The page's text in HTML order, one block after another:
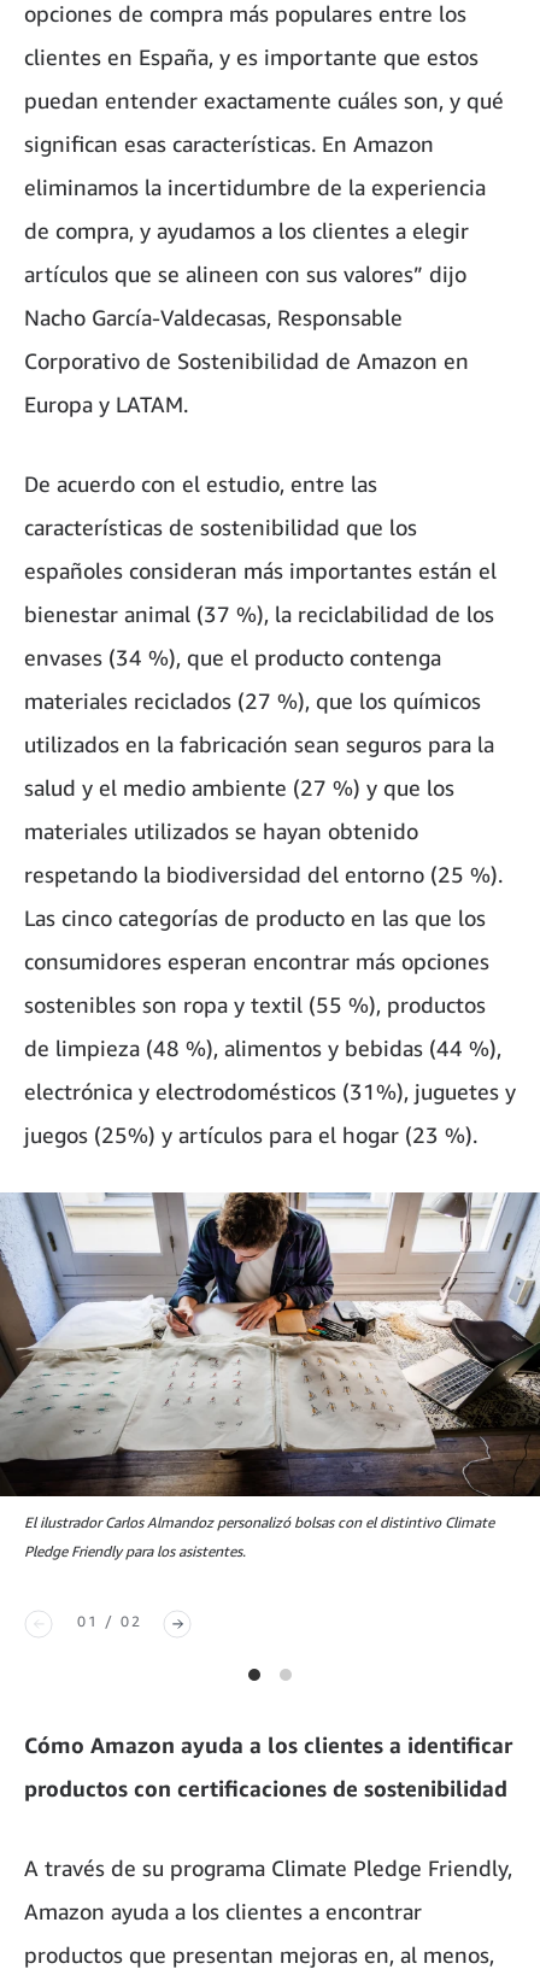
opciones de compra más populares entre los
clientes en España, y es importante que estos
puedan entender exactamente cuáles son, y qué
significan esas características. En Amazon
eliminamos la incertidumbre de la experiencia
de compra, y ayudamos a los clientes a elegir
artículos que se alineen con sus valores” dijo
Nacho García-Valdecasas, Responsable
Corporativo de Sostenibilidad de Amazon en
Europa y LATAM.
De acuerdo con el estudio, entre las
características de sostenibilidad que los
españoles consideran más importantes están el
bienestar animal (37 %), la reciclabilidad de los
envases (34 %), que el producto contenga
materiales reciclados (27 %), que los químicos
utilizados en la fabricación sean seguros para la
salud y el medio ambiente (27 %) y que los
materiales utilizados se hayan obtenido
respetando la biodiversidad del entorno (25 %).
Las cinco categorías de producto en las que los
consumidores esperan encontrar más opciones
sostenibles son ropa y textil (55 %), productos
de limpieza (48 %), alimentos y bebidas (44 %),
electrónica y electrodomésticos (31%), juguetes y
juegos (25%) y artículos para el hogar (23 %).
El ilustrador Carlos Almandoz personalizó bolsas con el distintivo Climate
Pledge Friendly para los asistentes.
01 / 02
Cómo Amazon ayuda a los clientes a identificar
productos con certificaciones de sostenibilidad
A través de su programa Climate Pledge Friendly,
Amazon ayuda a los clientes a encontrar
productos que presentan mejoras en, al menos,